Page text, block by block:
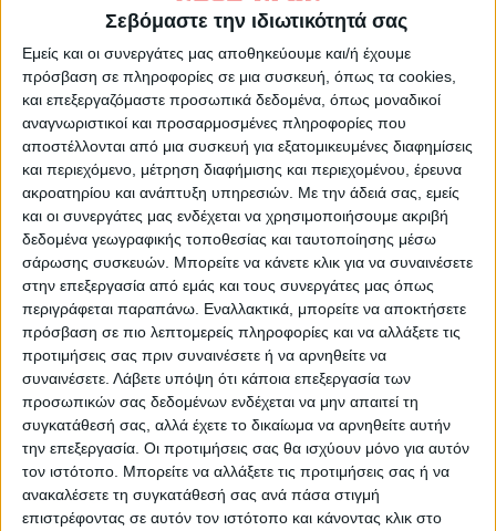
Σεβόμαστε την ιδιωτικότητά σας
Εμείς και οι συνεργάτες μας αποθηκεύουμε και/ή έχουμε
πρόσβαση σε πληροφορίες σε μια συσκευή, όπως τα cookies,
και επεξεργαζόμαστε προσωπικά δεδομένα, όπως μοναδικοί
αναγνωριστικοί και προσαρμοσμένες πληροφορίες που
αποστέλλονται από μια συσκευή για εξατομικευμένες διαφημίσεις
και περιεχόμενο, μέτρηση διαφήμισης και περιεχομένου, έρευνα
ακροατηρίου και ανάπτυξη υπηρεσιών. Με την άδειά σας, εμείς
και οι συνεργάτες μας ενδέχεται να χρησιμοποιήσουμε ακριβή
δεδομένα γεωγραφικής τοποθεσίας και ταυτοποίησης μέσω
σάρωσης συσκευών. Μπορείτε να κάνετε κλικ για να συναινέσετε
στην επεξεργασία από εμάς και τους συνεργάτες μας όπως
περιγράφεται παραπάνω. Εναλλακτικά, μπορείτε να αποκτήσετε
πρόσβαση σε πιο λεπτομερείς πληροφορίες και να αλλάξετε τις
προτιμήσεις σας πριν συναινέσετε ή να αρνηθείτε να
συναινέσετε. Λάβετε υπόψη ότι κάποια επεξεργασία των
προσωπικών σας δεδομένων ενδέχεται να μην απαιτεί τη
συγκατάθεσή σας, αλλά έχετε το δικαίωμα να αρνηθείτε αυτήν
την επεξεργασία. Οι προτιμήσεις σας θα ισχύουν μόνο για αυτόν
τον ιστότοπο. Μπορείτε να αλλάξετε τις προτιμήσεις σας ή να
ανακαλέσετε τη συγκατάθεσή σας ανά πάσα στιγμή
επιστρέφοντας σε αυτόν τον ιστότοπο και κάνοντας κλικ στο
κάθε άλλο μέρος του σώματος που δεν έχει
τρίχωμα για να εντοπίσουν στο δέρμα:
Κοκκινίλες (κόκκινες κηλίδες )
Σπυριά, συνήθως κόκκινα, με μέγεθος από
φακής έως ρεβυθιού (βλατίδες)
Στρογγυλά μαύρα κάπαλα (εφελκίδες)
Ανοιχτές πληγές, συνήθως στρογγυλές
(έλκη).
Αν παρατηρήσουν κάτι από τα παραπάνω θα
πρέπει να ειδοποιήσουν αμέσως τους
Δημόσιους Κτηνίατρους της περιοχής τους
και να ακολουθήσουν πιστά τις οδηγίες που
θα τους δώσουν.